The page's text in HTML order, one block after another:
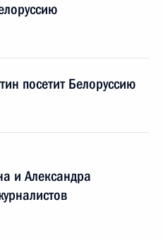
посетит Белоруссию
и Александра